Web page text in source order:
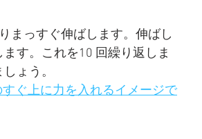
まっすぐ伸ばします。伸ばし
す。これを10 回繰り返しま
ょう。
ぐ上に力を入れるイメージで